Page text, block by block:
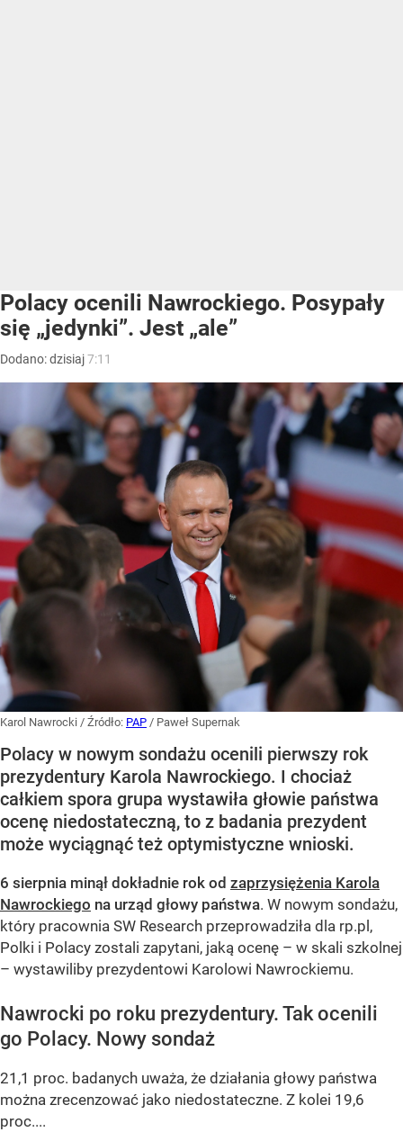
Polacy ocenili Nawrockiego. Posypały
się „jedynki”. Jest „ale”
Dodano:dzisiaj7:11
Karol Nawrocki / Źródło: PAP / Paweł Supernak
Polacy w nowym sondażu ocenili pierwszy rok
prezydentury Karola Nawrockiego. I chociaż
całkiem spora grupa wystawiła głowie państwa
ocenę niedostateczną, to z badania prezydent
może wyciągnąć też optymistyczne wnioski.
6 sierpnia minął dokładnie rok od zaprzysiężenia Karola
Nawrockiego na urząd głowy państwa. W nowym sondażu,
który pracownia SW Research przeprowadziła dla rp.pl,
Polki i Polacy zostali zapytani, jaką ocenę – w skali szkolnej
– wystawiliby prezydentowi Karolowi Nawrockiemu.
Nawrocki po roku prezydentury. Tak ocenili
go Polacy. Nowy sondaż
21,1 proc. badanych uważa, że działania głowy państwa
można zrecenzować jako niedostateczne. Z kolei 19,6
proc....